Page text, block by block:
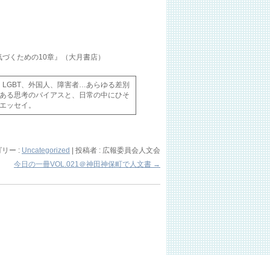
くための10章』（大月書店）
、外国人、障害者…あらゆる差別
る思考のバイアスと、日常の中にひそ
ッセイ。
リー : Uncategorized
投稿者 : 広報委員会人文会
今日の一冊VOL.021＠神田神保町で人文書 →